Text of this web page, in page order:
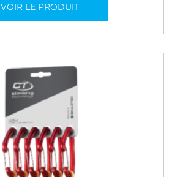
VOIR LE PRODUIT